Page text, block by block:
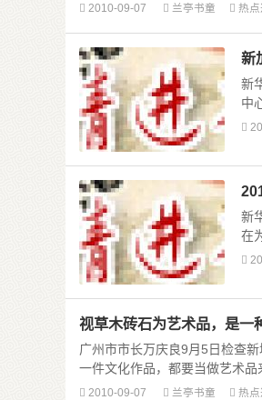
2010-09-07 兰亭书童 热点
新
新
中
新
在
视草木砖石为艺术品，是一
广州市市长万庆良9月5日检查
一件文化作品，都要当做艺术品
2010-09-07 兰亭书童 热点